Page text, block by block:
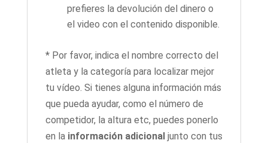
prefieres la devolución del dinero o
el video con el contenido disponible.
* Por favor, indica el nombre correcto del
atleta y la categoría para localizar mejor
tu vídeo. Si tienes alguna información más
que pueda ayudar, como el número de
competidor, la altura etc, puedes ponerlo
en la información adicional junto con tus